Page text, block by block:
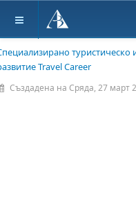
туристическо
Travel Career
Създадена на Сряда, 27 март